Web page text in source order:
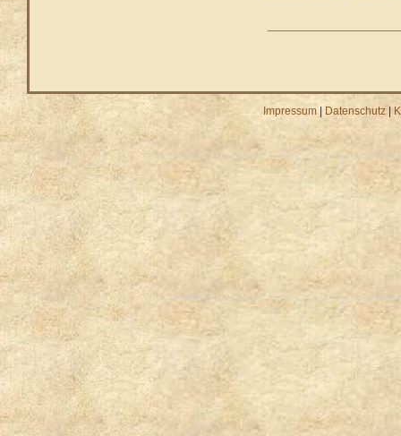
Impressum Datenschutz